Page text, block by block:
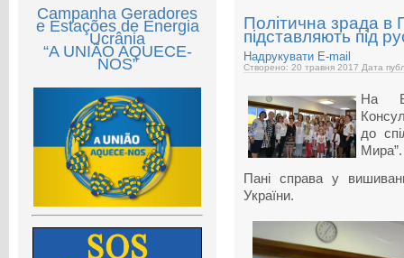
Campanha Geradores
e Estações de Energia
Ucrânia
“A UNIÃO AQUECE-
NOS”
Політична зрада в
підставляють під
Надрукувати E-mail
Створено: 20 травня 2017 Дата
На
до
Пані справа у
України.